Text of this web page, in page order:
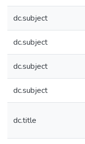
dc.subject
dc.subject
dc.subject
dc.subject
dc.title